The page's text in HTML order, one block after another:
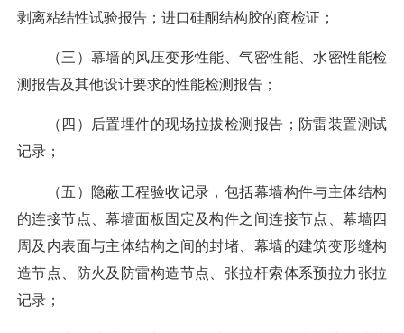
剥离粘结性试验报告；进口硅酮结构胶的商检证；
（三）幕墙的风压变形性能、气密性能、水密性能检
测报告及其他设计要求的性能检测报告；
（四）后置埋件的现场拉拔检测报告；防雷装置测试
记录；
（五）隐蔽工程验收记录，包括幕墙构件与主体结构
的连接节点、幕墙面板固定及构件之间连接节点、幕墙四
周及内表面与主体结构之间的封堵、幕墙的建筑变形缝构
造节点、防火及防雷构造节点、张拉杆索体系预拉力张拉
记录；